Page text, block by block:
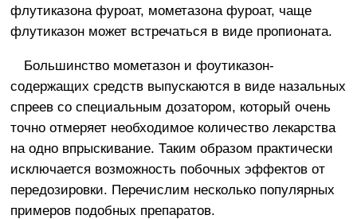
флутиказона фуроат, мометазона фуроат, чаще
флутиказон может встречаться в виде пропионата.
Большинство мометазон и фоутиказон-
содержащих средств выпускаются в виде назальных
спреев со специальным дозатором, который очень
точно отмеряет необходимое количество лекарства
на одно впрыскивание. Таким образом практически
исключается возможность побочных эффектов от
передозировки. Перечислим несколько популярных
примеров подобных препаратов.